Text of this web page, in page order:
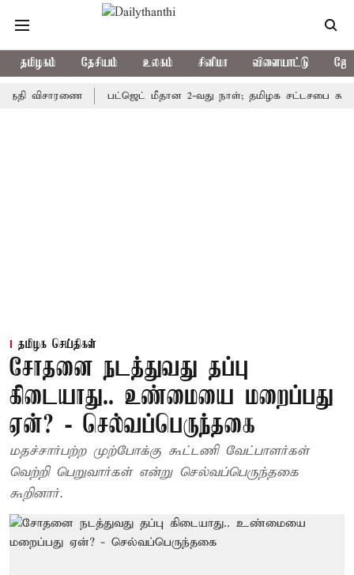
தமிழகம் தேசியம் உலகம் சினிமா விளையாட்டு
பட்ஜெட் மீதான 2-வது நாள்; தமிழக சட்டசபை கூடியது
தமிழக செய்திகள்
சோதனை நடத்துவது தப்பு
கிடையாது.. உண்மையை மறைப்பது
ஏன்? - செல்வப்பெருந்தகை
மதச்சார்பற்ற முற்போக்கு கூட்டணி வேட்பாளர்கள்
வெற்றி பெறுவார்கள் என்று செல்வப்பெருந்தகை
கூறினார்.